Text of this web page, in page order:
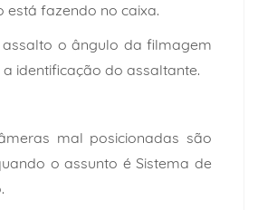
está fazendo no caixa.
assalto o ângulo da filmagem
identificação do assaltante.
mal posicionadas são
o assunto é Sistema de